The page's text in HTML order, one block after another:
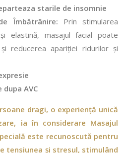
starile de insomnie
Îmbătrânire: Prin stimularea
elastină, masajul facial poate
reducerea apariției ridurilor și
AVC
dragi, o experiență unică
ia în considerare Masajul
este recunoscută pentru
tensiunea și stresul, stimulând